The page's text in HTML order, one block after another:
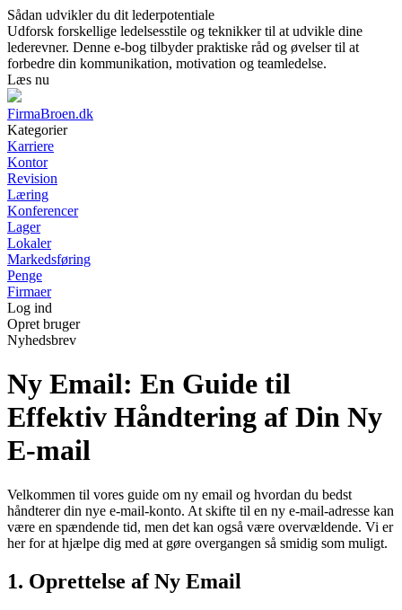
Sådan udvikler du dit lederpotentiale
Udforsk forskellige ledelsesstile og teknikker til at udvikle dine
lederevner. Denne e-bog tilbyder praktiske råd og øvelser til at
forbedre din kommunikation, motivation og teamledelse.
Læs nu
FirmaBroen.dk
Kategorier
Karriere
Kontor
Revision
Læring
Konferencer
Lager
Lokaler
Markedsføring
Penge
Firmaer
Log ind
Opret bruger
Nyhedsbrev
Ny Email: En Guide til
Effektiv Håndtering af Din Ny
E-mail
Velkommen til vores guide om ny email og hvordan du bedst
håndterer din nye e-mail-konto. At skifte til en ny e-mail-adresse kan
være en spændende tid, men det kan også være overvældende. Vi er
her for at hjælpe dig med at gøre overgangen så smidig som muligt.
1. Oprettelse af Ny Email